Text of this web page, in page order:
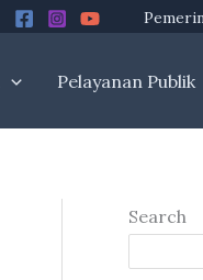
Pelayanan Publik
Search